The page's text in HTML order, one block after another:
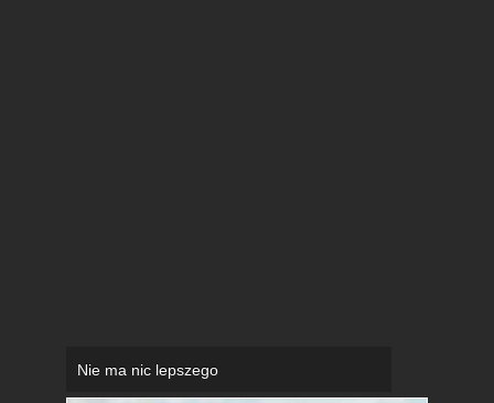
Nie ma nic lepszego